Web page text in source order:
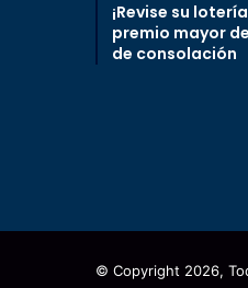
¡Revise su
premio mayor
de consolación
© Copyright 2026,